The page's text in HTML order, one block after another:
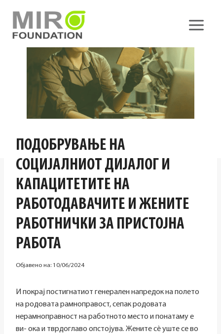
content
ПОДОБРУВАЊЕ НА
СОЦИЈАЛНИОТ ДИЈАЛОГ И
КАПАЦИТЕТИТЕ НА
РАБОТОДАВАЧИТЕ И ЖЕНИТЕ
РАБОТНИЧКИ ЗА ПРИСТОЈНА
РАБОТА
Објавено на: 10/06/2024
И покрај постигнатиот генерален напредок на полето
на родовата рамноправост, сепак родовата
нерамноправност на работното место и понатаму е
ви- ока и тврдоглаво опстојува. Жените сè уште се во